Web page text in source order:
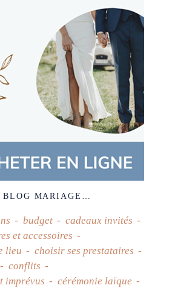
BLOG MARIAGE…
budget
cadeaux invités
et accessoires
lieu
choisir ses prestataires
conflits
imprévus
cérémonie laïque